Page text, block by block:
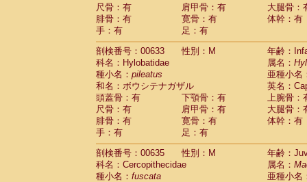
尺骨：有
肩甲骨：有
大腿骨：
腓骨：有
寛骨：有
体幹：有
手：有
足：有
剖検番号：00633
性別：M
年齢：
科名：Hylobatidae
属名：
種小名： pileatus
亜種小名
和名：ボウシテナガザル
英名：
頭蓋骨：有
下顎骨：有
上腕骨：
尺骨：有
肩甲骨：有
大腿骨：
腓骨：有
寛骨：有
体幹：有
手：有
足：有
剖検番号：00635
性別：M
年齢：
科名：Cercopithecidae
属名：
種小名： fuscata
亜種小名